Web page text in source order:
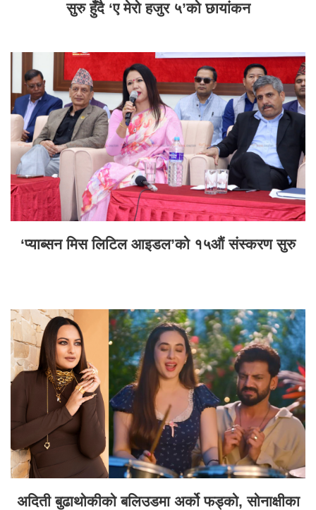
सुरु हुँदै ‘ए मेरो हजुर ५’को छायांकन
‘प्याब्सन मिस लिटिल आइडल’को १५औं संस्करण सुरु
अदिती बुढाथोकीको बलिउडमा अर्को फड्को, सोनाक्षीका